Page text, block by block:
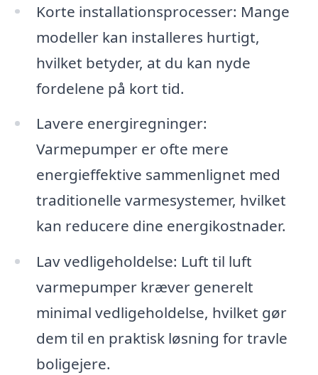
Korte installationsprocesser: Mange
modeller kan installeres hurtigt,
hvilket betyder, at du kan nyde
fordelene på kort tid.
Lavere energiregninger:
Varmepumper er ofte mere
energieffektive sammenlignet med
traditionelle varmesystemer, hvilket
kan reducere dine energikostnader.
Lav vedligeholdelse: Luft til luft
varmepumper kræver generelt
minimal vedligeholdelse, hvilket gør
dem til en praktisk løsning for travle
boligejere.